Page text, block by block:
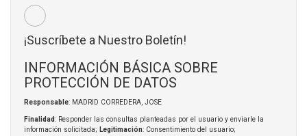
¡Suscríbete a Nuestro Boletín!
INFORMACIÓN BÁSICA SOBRE
PROTECCIÓN DE DATOS
Responsable: MADRID CORREDERA, JOSE
Finalidad: Responder las consultas planteadas por el usuario y enviarle la
información solicitada; Legitimación: Consentimiento del usuario;